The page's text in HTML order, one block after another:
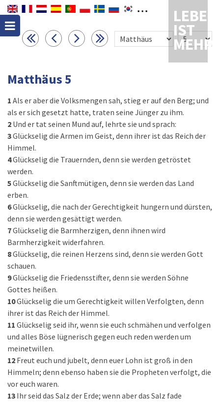
LEBEN
IST
MEHR
Matthäus 5
1 Als er aber die Volksmengen sah, stieg er auf den Berg; und
als er sich gesetzt hatte, traten seine Jünger zu ihm.
2 Und er tat seinen Mund auf, lehrte sie und sprach:
3Glückselig die Armen im Geist, denn ihrer ist das Reich der
Himmel.
4Glückselig die Trauernden, denn sie werden getröstet
werden.
5Glückselig die Sanftmütigen, denn sie werden das Land
erben.
6Glückselig, die nach der Gerechtigkeit hungern und dürsten,
denn sie werden gesättigt werden.
7Glückselig die Barmherzigen, denn ihnen wird
Barmherzigkeit widerfahren.
8Glückselig, die reinen Herzens sind, denn sie werden Gott
schauen.
9Glückselig die Friedensstifter, denn sie werden Söhne
Gottes heißen.
10Glückselig die um Gerechtigkeit willen Verfolgten, denn
ihrer ist das Reich der Himmel.
11 Glückselig seid ihr, wenn sie euch schmähen und verfolgen
und alles Böse lügnerisch gegen euch reden werden um
meinetwillen.
12 Freut euch und jubelt, denn euer Lohn ist groß in den
Himmeln; denn ebenso haben sie die Propheten verfolgt, die
vor euch waren.
13 Ihr seid das Salz der Erde; wenn aber das Salz fade